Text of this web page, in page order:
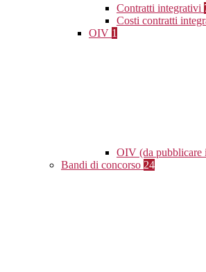
Contratti integrativi
Costi contratti
OIV 1
OIV (da pubblicare
Bandi di concorso 24